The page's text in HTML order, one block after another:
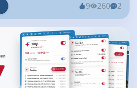
9 260 2